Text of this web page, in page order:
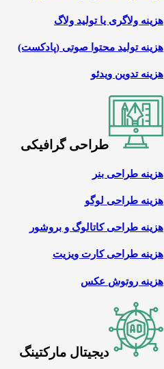
هزینه ولاگری یا تولید ولاگ
هزینه تولید محتوا صوتی (پادکست)
هزینه تدوین ویدئو
طراحی گرافیکی
هزینه طراحی بنر
هزینه طراحی لوگو
هزینه طراحی کاتالوگ و بروشور
هزینه طراحی کارت ویزیت
هزینه روتوش عکس
دیجیتال مارکتینگ